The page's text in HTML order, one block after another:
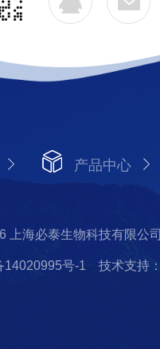
产品中心
上海必泰生物科技有限公
14020995号-1 技术支持